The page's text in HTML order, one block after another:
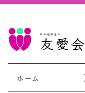
社会福祉法人
友愛会
ホーム